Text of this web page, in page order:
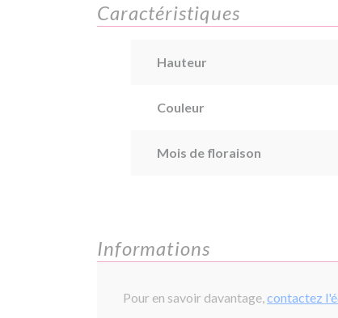
Caractéristiques
Hauteur
Couleur
Mois de floraison
Informations
Pour en savoir davantage,contactez